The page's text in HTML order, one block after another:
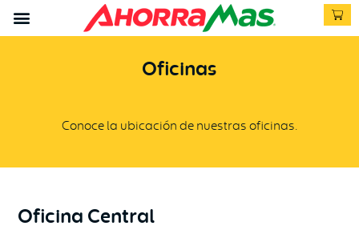
Oficinas
Conoce la ubicación de nuestras oficinas.
Oficina Central